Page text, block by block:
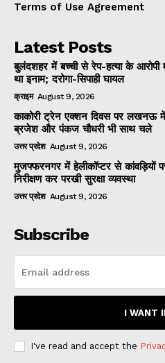
Terms of Use Agreement
Latest Posts
बुलंदशहर में बच्ची से रेप-हत्या के
था इनाम; दरोगा-सिपाही घायल
क्राइम August 9, 2026
काकोरी ट्रेन एक्शन दिवस पर लखनऊ में
ब्रजेश और पंकज चौधरी भी साथ चले
उत्तर प्रदेश August 9, 2026
मुजफ्फरनगर में हेलीकॉप्टर से कांवड़ियों
निरीक्षण कर परखी सुरक्षा व्यवस्था
उत्तर प्रदेश August 9, 2026
Subscribe
I WANT
I've read and accept the